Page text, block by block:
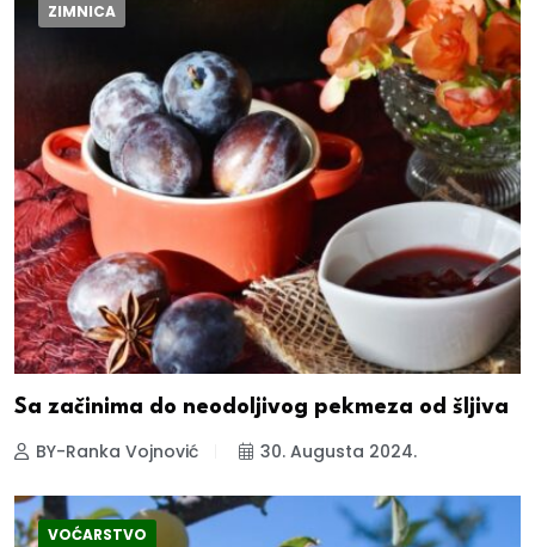
ZIMNICA
Sa začinima do neodoljivog pekmeza od šljiva
BY-Ranka Vojnović 30. Augusta 2024.
VOĆARSTVO